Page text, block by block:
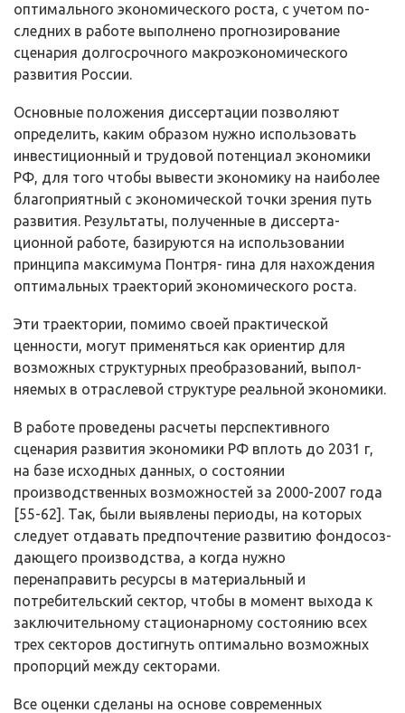
оптимального экономического роста, с учетом по­
следних в работе выполнено прогнозирование
сценария долгосрочного мак­роэкономического
развития России.
Основные положения диссертации позволяют
определить, каким обра­зом нужно использовать
инвестиционный и трудовой потенциал экономики
РФ, для того чтобы вывести экономику на наиболее
благоприятный с эконо­мической точки зрения путь
развития. Результаты, полученные в диссерта­
ционной работе, базируются на использовании
принципа максимума Понтря- гина для нахождения
оптимальных траекторий экономического роста.
Эти траектории, помимо своей практической
ценности, могут приме­няться как ориентир для
возможных структурных преобразований, выпол­
няемых в отраслевой структуре реальной экономики.
В работе проведены расчеты перспективного
сценария развития эко­номики РФ вплоть до 2031 г,
на базе исходных данных, о состоянии
производственных возможностей за 2000-2007 года
[55-62]. Так, были выявлены периоды, на которых
следует отдавать предпочтение развитию фондосоз­
дающего производства, а когда нужно
перенаправить ресурсы в материаль­ный и
потребительский сектор, чтобы в момент выхода к
заключительному стационарному состоянию всех
трех секторов достигнуть оптимально воз­можных
пропорций между секторами.
Все оценки сделаны на основе современных